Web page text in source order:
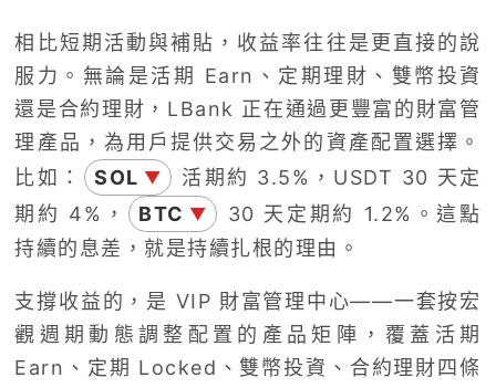
相比短期活動與補貼，收益率往往是更直接的說
服力。無論是活期 Earn、定期理財、雙幣投資
還是合約理財，LBank 正在通過更豐富的財富管
理產品，為用戶提供交易之外的資產配置選擇。
比如：
SOL ▼
活期約 3.5%，USDT 30 天定
期約 4%，
BTC ▼
30 天定期約 1.2%。這點
持續的息差，就是持續扎根的理由。
支撐收益的，是 VIP 財富管理中心——一套按宏
觀週期動態調整配置的產品矩陣，覆蓋活期
Earn、定期 Locked、雙幣投資、合約理財四條